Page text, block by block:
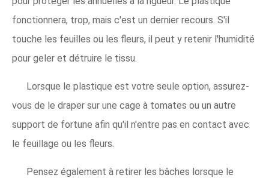
fonctionnera, trop, mais c'est un dernier recours. S'il
touche les feuilles ou les fleurs, il peut y retenir l'humidité
pour geler et détruire le tissu.
Lorsque le plastique est votre seule option, assurez-
vous de le draper sur une cage à tomates ou un autre
support de fortune afin qu'il n'entre pas en contact avec
le feuillage ou les fleurs.
Pensez également à retirer les bâches lorsque le